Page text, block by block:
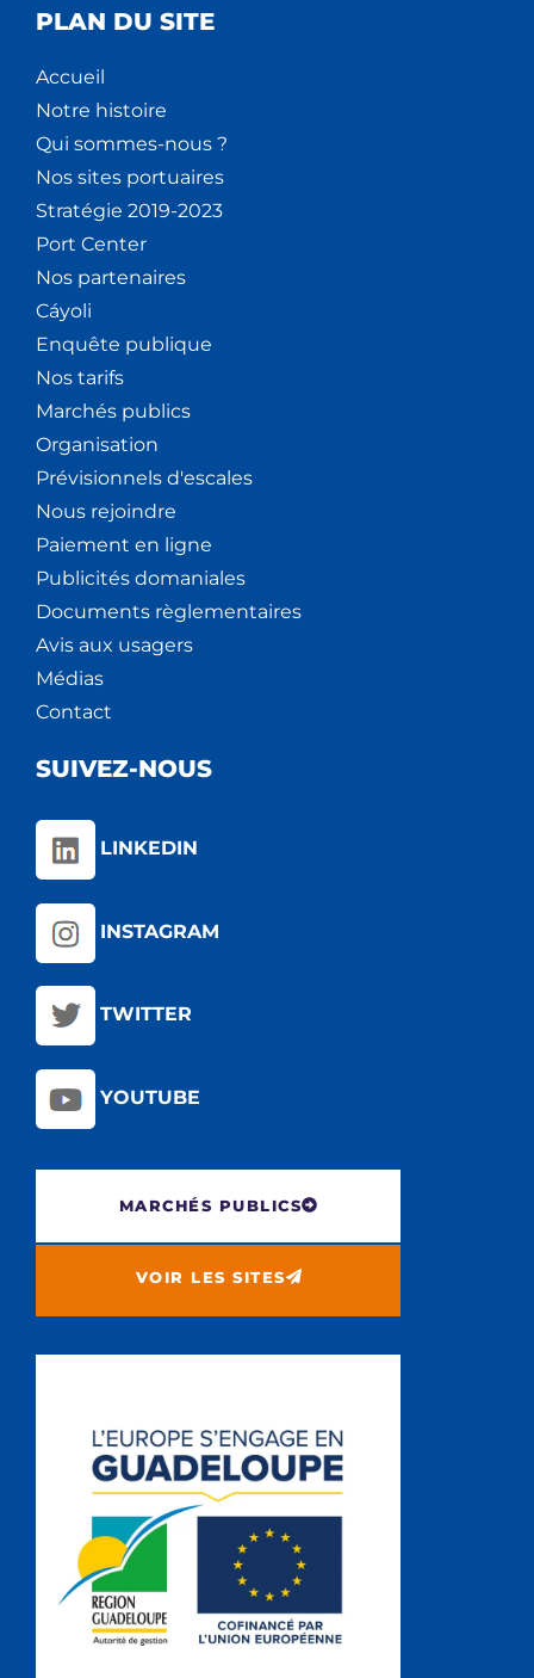
PLAN DU SITE
Accueil
Notre histoire
Qui sommes-nous ?
Nos sites portuaires
Stratégie 2019-2023
Port Center
Nos partenaires
Cáyoli
Enquête publique
Nos tarifs
Marchés publics
Organisation
Prévisionnels d'escales
Nous rejoindre
Paiement en ligne
Publicités domaniales
Documents règlementaires
Avis aux usagers
Médias
Contact
SUIVEZ-NOUS
LINKEDIN
INSTAGRAM
TWITTER
YOUTUBE
MARCHÉS PUBLICS
VOIR LES SITES